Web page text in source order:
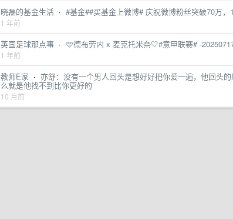
晓磊的基金生活 · #基金##买基金上微博# 庆祝微博粉丝突破70万，
1 年前
英国足球那点事 · 🩵德布劳内 x 麦克托米奈🤍#意甲联赛# -
1 年前
教师E家 · 亦舒：没有一个男人回头是想好好把你爱一遍，他回头
么就是他找不到比你更好的
10 月前